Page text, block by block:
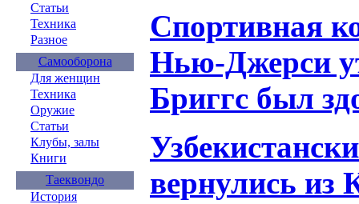
Статьи
Техника
Разное
Самооборона
Для женщин
Техника
Оружие
Статьи
Клубы, залы
Книги
Таеквондо
История
Спортивная
Нью-Джерси
Бриггс был
вернулись из